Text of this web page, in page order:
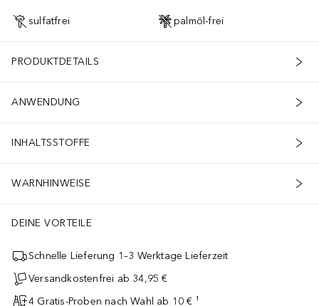
sulfatfrei palmöl-frei
PRODUKTDETAILS
ANWENDUNG
INHALTSSTOFFE
WARNHINWEISE
DEINE VORTEILE
Schnelle Lieferung 1–3 Werktage Lieferzeit
Versandkostenfrei ab 34,95 €
4 Gratis-Proben nach Wahl ab 10 € ¹